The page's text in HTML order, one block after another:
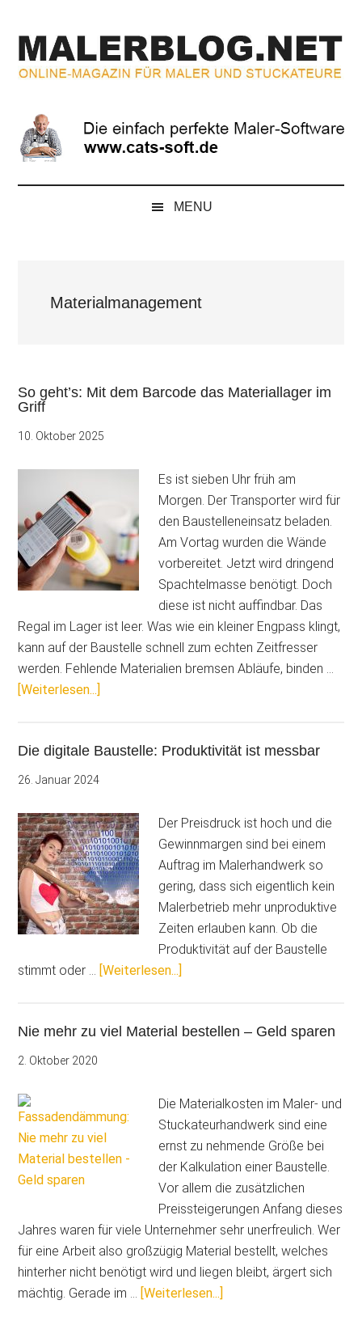
springen
secondary
menu
springen
springen
Magazin
für
Maler
und
MENU
Materialmanagement
So geht’s: Mit dem Barcode das Materiallager im
Griff
10. Oktober 2025
Es ist sieben Uhr früh am
Morgen. Der Transporter wird für
den Baustelleneinsatz beladen.
Am Vortag wurden die Wände
vorbereitet. Jetzt wird dringend
Spachtelmasse benötigt. Doch
diese ist nicht auffindbar. Das
Regal im Lager ist leer. Was wie ein kleiner Engpass klingt,
kann auf der Baustelle schnell zum echten Zeitfresser
werden. Fehlende Materialien bremsen Abläufe, binden …
[Weiterlesen...]
dem
Materiallager
im
Griff
Die digitale Baustelle: Produktivität ist messbar
26. Januar 2024
Der Preisdruck ist hoch und die
Gewinnmargen sind bei einem
Auftrag im Malerhandwerk so
gering, dass sich eigentlich kein
Malerbetrieb mehr unproduktive
Zeiten erlauben kann. Ob die
Produktivität auf der Baustelle
stimmt oder … [Weiterlesen...]
Produktivität
Nie mehr zu viel Material bestellen – Geld sparen
2. Oktober 2020
Die Materialkosten im Maler- und
Stuckateurhandwerk sind eine
ernst zu nehmende Größe bei
der Kalkulation einer Baustelle.
Vor allem die zusätzlichen
Preissteigerungen Anfang dieses
Jahres waren für viele Unternehmer sehr unerfreulich. Wer
für eine Arbeit also großzügig Material bestellt, welches
hinterher nicht benötigt wird und liegen bleibt, ärgert sich
mächtig. Gerade im … [Weiterlesen...]